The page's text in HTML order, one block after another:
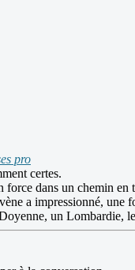
pro
certes.
force dans un chemin
a impressionné, une
un Lombardie,